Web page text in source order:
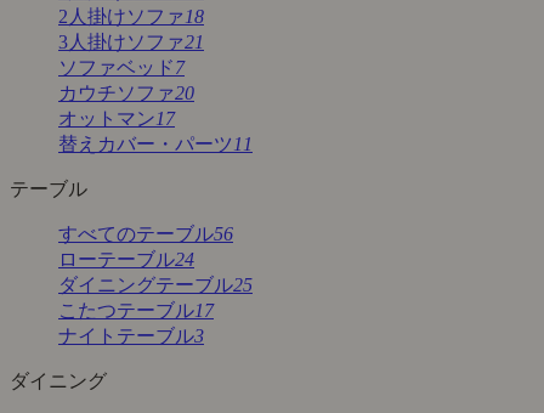
2人掛けソファ 18
3人掛けソファ21
ソファベッド7
カウチソファ20
オットマン17
替えカバー・パーツ 11
テーブル
すべてのテーブル56
ローテーブル24
ダイニングテーブル25
こたつテーブル17
ナイトテーブル3
ダイニング